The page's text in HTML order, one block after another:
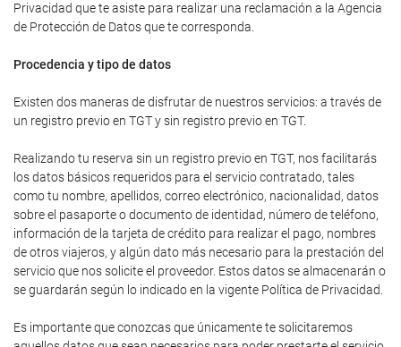
Privacidad que te asiste para realizar una reclamación a la Agencia
de Protección de Datos que te corresponda.
Procedencia y tipo de datos
Existen dos maneras de disfrutar de nuestros servicios: a través de
un registro previo en TGT y sin registro previo en TGT.
Realizando tu reserva sin un registro previo en TGT, nos facilitarás
los datos básicos requeridos para el servicio contratado, tales
como tu nombre, apellidos, correo electrónico, nacionalidad, datos
sobre el pasaporte o documento de identidad, número de teléfono,
información de la tarjeta de crédito para realizar el pago, nombres
de otros viajeros, y algún dato más necesario para la prestación del
servicio que nos solicite el proveedor. Estos datos se almacenarán o
se guardarán según lo indicado en la vigente Política de Privacidad.
Es importante que conozcas que únicamente te solicitaremos